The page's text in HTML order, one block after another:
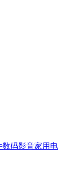
数码影音家用电